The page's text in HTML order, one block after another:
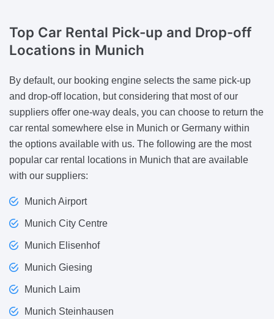
Top Car Rental Pick-up and Drop-off
Locations in Munich
By default, our booking engine selects the same pick-up
and drop-off location, but considering that most of our
suppliers offer one-way deals, you can choose to return the
car rental somewhere else in Munich or Germany within
the options available with us. The following are the most
popular car rental locations in Munich that are available
with our suppliers:
Munich Airport
Munich City Centre
Munich Elisenhof
Munich Giesing
Munich Laim
Munich Steinhausen